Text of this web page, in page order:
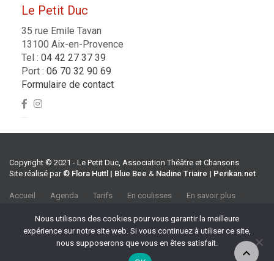
Le Petit Duc
35 rue Emile Tavan
13100 Aix-en-Provence
Tel : 04 42 27 37 39
Port : 06 70 32 90 69
Formulaire de contact
Copyright © 2021 - Le Petit Duc, Association Théâtre et Chansons
Site réalisé par © Flora Huttl | Blue Bee & Nadine Triaire | Perikan.net
Accueil Agenda Tarifs En coulisses
En savoir plus
Association Théâtre et Chansons
35 rue Emile Tavan, 13100 Aix-en-Provence
04 42 27 37 39
Nous utilisons des cookies pour vous garantir la meilleure
expérience sur notre site web. Si vous continuez à utiliser ce site,
nous supposerons que vous en êtes satisfait.